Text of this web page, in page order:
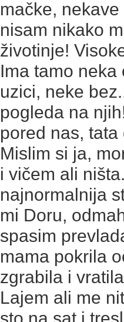
mačke,
nisam nikako
životinje!
Ima tamo
uzici, neke
pogleda na
pored nas,
Mislim si ja,
i vičem ali
najnormalnija
mi Doru,
spasim
mama pokrila
zgrabila i
Lajem ali me
sto na sat i